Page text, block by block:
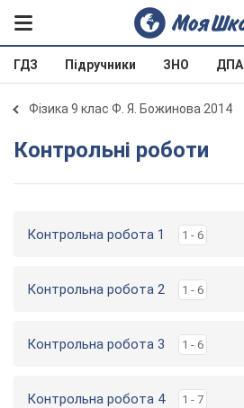
ГДЗ Підручники ЗНО ДПА
Фізика 9 клас Ф. Я. Божинова 2014
Контрольні роботи
Контрольна робота 1 1 - 6
Контрольна робота 2 1 - 6
Контрольна робота 3 1 - 6
Контрольна робота 4 1 - 7